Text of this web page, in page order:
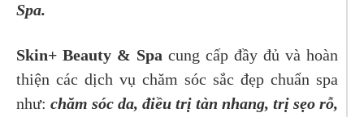
Spa.
Skin+ Beauty & Spa cung cấp đầy đủ và hoàn
thiện các dịch vụ chăm sóc sắc đẹp chuẩn spa
như: chăm sóc da, điều trị tàn nhang, trị sẹo rỗ,